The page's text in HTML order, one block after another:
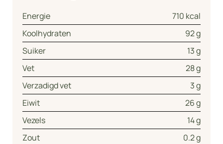
Energie
710 kcal
Koolhydraten
92 g
Suiker
13 g
Vet
28 g
Verzadigd vet
3 g
Eiwit
26 g
Vezels
14 g
Zout
0.2 g